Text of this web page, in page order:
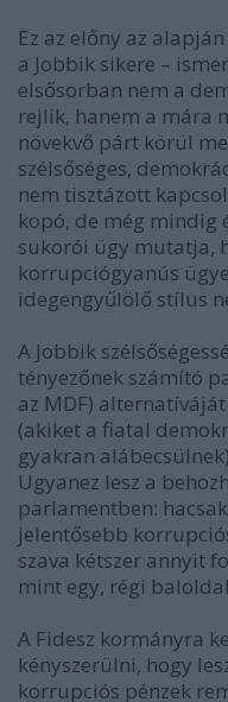
Ez az előny az
a Jobbik sikere –
elsősorban nem a
rejlik, hanem a mára
növekvő párt körül
szélsőséges,
nem tisztázott
kopó, de még mindig
sukorói ügy mutatja,
korrupciógyanús
idegengyűlölő stílus
A Jobbik
tényezőnek számító
az MDF)
(akiket a fiatal
gyakran
Ugyanez lesz a
parlamentben:
jelentősebb
szava kétszer annyit
mint egy, régi
A Fidesz kormányra
kényszerülni, hogy
korrupciós pénzek